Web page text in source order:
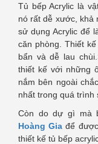
Tủ bếp Acrylic là
nó rất dễ xước, khả
sử dụng Acrylic để
căn phòng. Thiết
bẩn và dễ lau
thiết kế với những
nắm bên ngoài
nhất trong quá trình
Còn do dự gì mà
Hoàng Gia để
thiết kế tủ bếp